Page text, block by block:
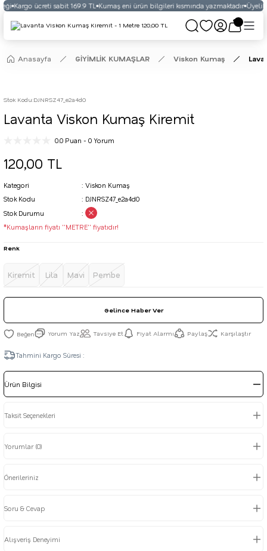
Kargo ücreti sabit 169.9 TL Kumaş eni ürün bilgileri kısmında yazmaktadır Üyelikli
Anasayfa GİYİMLİK KUMAŞLAR Viskon Kumaş
Stok Kodu:DJNRSZ47_e2a4d0
Lavanta Viskon Kumaş Kiremit
0.0 Puan - 0 Yorum
120,00 TL
Kategori
Viskon Kumaş
Stok Kodu
DJNRSZ47_e2a4d0
Stok Durumu
*Kumaşların fiyatı ''METRE'' fiyatıdır!
Renk
Kiremit Lila Mavi Pembe
Gelince Haber Ver
Yorum Yaz Tavsiye Et Fiyat Alarmı Paylaş Karşılaştır
Tahmini Kargo Süresi :
Ürün Bilgisi
Taksit Seçenekleri
Yorumlar (0)
Önerileriniz
Soru & Cevap
Alışveriş Deneyimi